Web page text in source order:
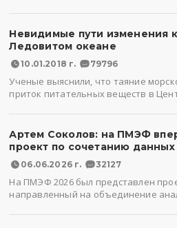
Невидимые пути изменения
Ледовитом океане
10.01.2018 г. 79796
Ученые выяснили, что таяние
приток питательных веществ в
Артем Соколов: на ПМЭФ
проект по сочетанию данных
06.06.2026 г. 32127
На ПМЭФ 2026 был представлен
направленный на объединение